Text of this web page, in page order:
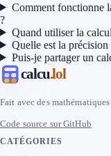
Comment fonctionne
?
Quand utiliser la
Quelle est la précision
Puis-je partager un
calcu.lol
Fait avec des
Code source sur GitHub
CATÉGORIES